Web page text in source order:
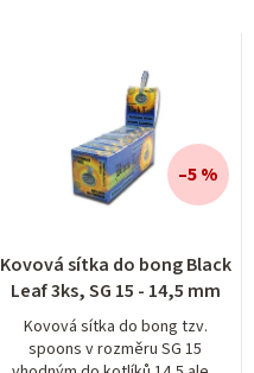
Kovová sítka do bong Black
Leaf 3ks, SG 15 - 14,5 mm
Kovová sítka do bong tzv.
spoons v rozměru SG 15
hodnocení
produktu
je
5,0
–5 %